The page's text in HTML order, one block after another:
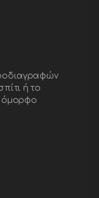
ή το
όμορφο